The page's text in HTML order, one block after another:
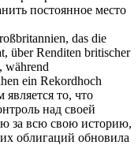
постоянное место
das die
über Renditen britischer
während
ein Rekordhoch
то, что
над своей
за всю свою историю,
облигаций обновила